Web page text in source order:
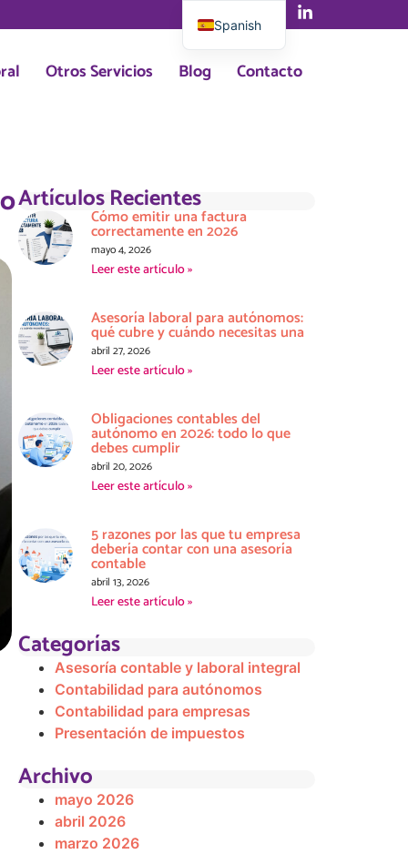
Otros Servicios Blog Contacto
Artículos Recientes
Cómo emitir una factura
correctamente en 2026
mayo 4, 2026
Leer este artículo »
Asesoría laboral para autónomos:
qué cubre y cuándo necesitas una
abril 27, 2026
Leer este artículo »
Obligaciones contables del
autónomo en 2026: todo lo que
debes cumplir
abril 20, 2026
Leer este artículo »
5 razones por las que tu empresa
debería contar con una asesoría
contable
abril 13, 2026
Leer este artículo »
Categorías
Asesoría contable y laboral integral
Contabilidad para autónomos
Contabilidad para empresas
Presentación de impuestos
Archivo
mayo 2026
abril 2026
marzo 2026
Spanish